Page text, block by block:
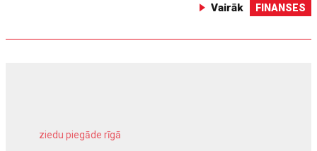
Vairāk FINANSES
ziedu piegāde rīgā